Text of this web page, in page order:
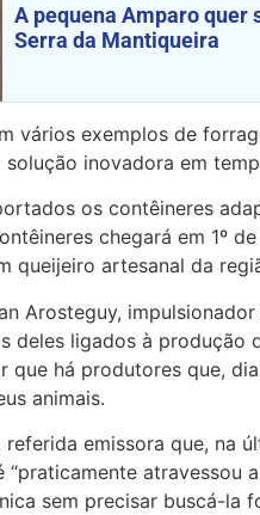
A pequena Amparo quer
Serra da Mantiqueira
vários exemplos de
inovadora em
os contêineres
chegará em 1º
queijeiro artesanal da
Arosteguy,
deles ligados à produção
que há produtores que,
animais.
emissora que, na
“praticamente atravessou
sem precisar buscá-la